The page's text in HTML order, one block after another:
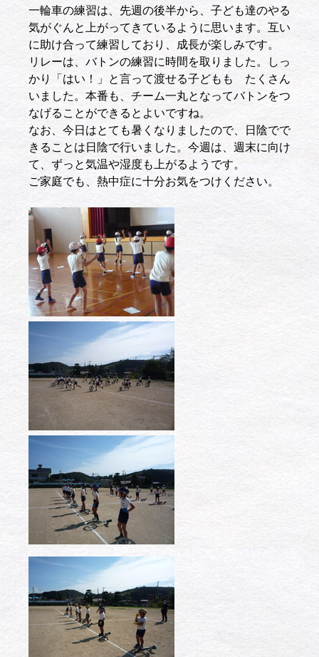
一輪車の練習は、先週の後半から、子ども達のやる
気がぐんと上がってきているように思います。互い
に助け合って練習しており、成長が楽しみです。
リレーは、バトンの練習に時間を取りました。しっ
かり「はい！」と言って渡せる子どもも たくさん
いました。本番も、チーム一丸となってバトンをつ
なげることができるとよいですね。
なお、今日はとても暑くなりましたので、日陰でで
きることは日陰で行いました。今週は、週末に向け
て、ずっと気温や湿度も上がるようです。
ご家庭でも、熱中症に十分お気をつけください。